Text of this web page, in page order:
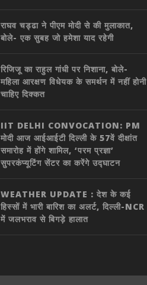
राघव चड्ढा ने पीएम मोदी से की मुलाकात,
बोले- एक सुबह जो हमेशा याद रहेगी
रिजिजू का राहुल गांधी पर निशाना, बोले-
महिला आरक्षण विधेयक के समर्थन में नहीं होनी
चाहिए दिक्कत
IIT DELHI CONVOCATION: PM
मोदी आज आईआईटी दिल्ली के 57वें दीक्षांत
समारोह में होंगे शामिल, ‘परम प्रज्ञा’
सुपरकंप्यूटिंग सेंटर का करेंगे उद्घाटन
WEATHER UPDATE : देश के कई
हिस्सों में भारी बारिश का अलर्ट, दिल्ली-NCR
में जलभराव से बिगड़े हालात